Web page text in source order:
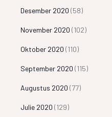
Desember 2020 (58)
November 2020 (102)
Oktober 2020 (110)
September 2020 (115)
Augustus 2020 (77)
Julie 2020 (129)